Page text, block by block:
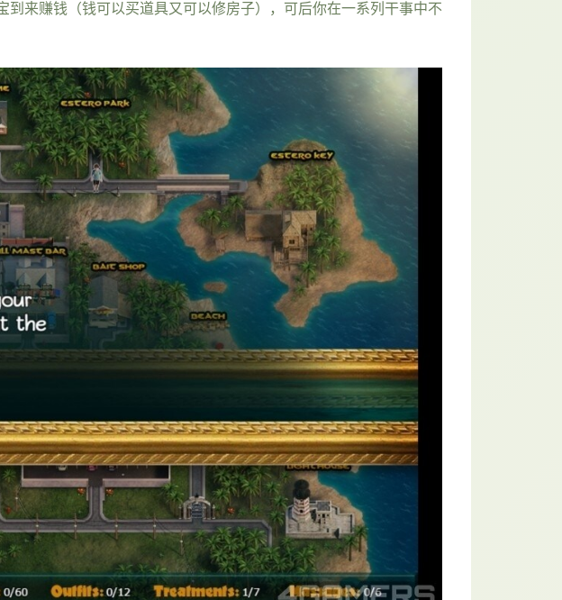
来赚钱（钱可以买道具又可以修房子），可后你在一系列干事中不